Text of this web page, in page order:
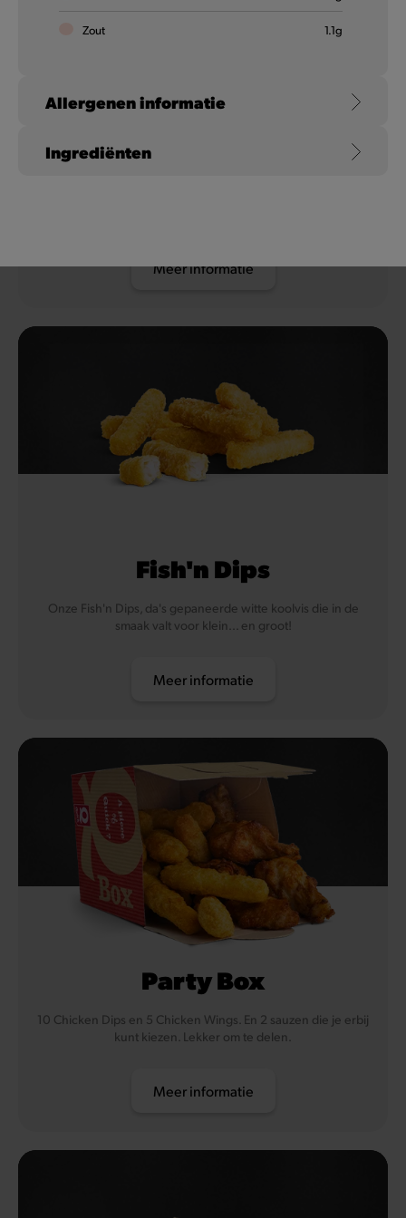
Chicken Wings
Meer informatie
Fish'n Dips
Onze Fish'n Dips, da's gepaneerde witte koolvis die in de
smaak valt voor klein... en groot!
Meer informatie
Party Box
10 Chicken Dips en 5 Chicken Wings. En 2 sauzen die je erbij
kunt kiezen. Lekker om te delen.
Meer informatie
Zout 1.1g
Allergenen informatie
Selderij
Eieren
Koemelk (en lactose)
Ingrediënten